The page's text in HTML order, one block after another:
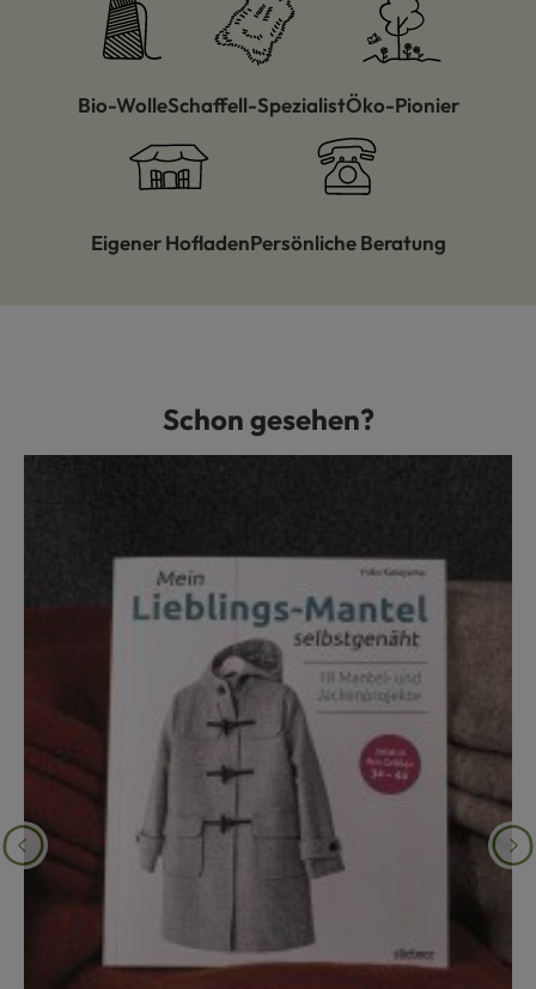
Bio-WolleSchaffell-SpezialistÖko-Pionier
Eigener HofladenPersönliche Beratung
Produktgalerie überspringenSchon gesehen?